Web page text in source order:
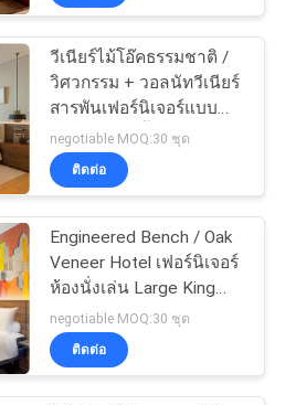
วีเนียร์ไม้โอ๊คธรรมชาติ /
วิศวกรรม + วอลนัทวีเนียร์
สารพันเฟอร์นิเจอร์แบบ
แปลนหลายชั้น
negotiable MOQ:30 ชุด
ติดต่อ
Engineered Bench / Oak
Veneer Hotel เฟอร์นิเจอร์
ห้องนั่งเล่น Large King
Room Suites
negotiable MOQ:30 ชุด
ติดต่อ